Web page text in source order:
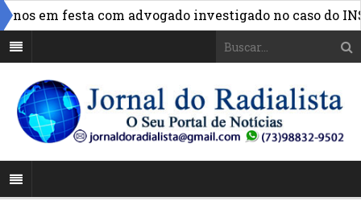
festa com advogado investigado no caso do INSS »